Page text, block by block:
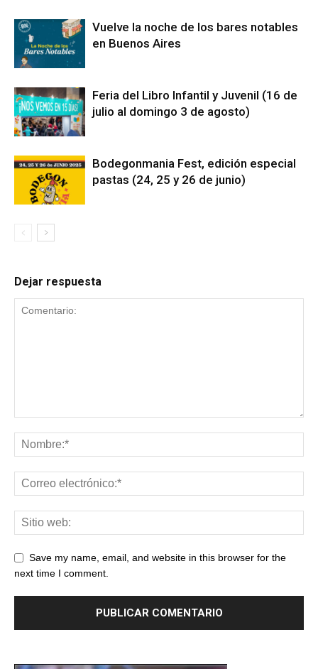
Vuelve la noche de los bares notables
en Buenos Aires
Feria del Libro Infantil y Juvenil (16 de
julio al domingo 3 de agosto)
Bodegonmania Fest, edición especial
pastas (24, 25 y 26 de junio)
Dejar respuesta
Save my name, email, and website in this browser for the
next time I comment.